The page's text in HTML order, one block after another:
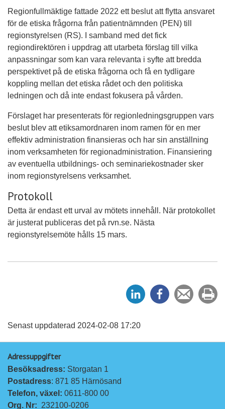
Regionfullmäktige fattade 2022 ett beslut att flytta ansvaret
för de etiska frågorna från patientnämnden (PEN) till
regionstyrelsen (RS). I samband med det fick
regiondirektören i uppdrag att utarbeta förslag till vilka
anpassningar som kan vara relevanta i syfte att bredda
perspektivet på de etiska frågorna och få en tydligare
koppling mellan det etiska rådet och den politiska
ledningen och då inte endast fokusera på vården.
Förslaget har presenterats för regionledningsgruppen vars
beslut blev att etiksamordnaren inom ramen för en mer
effektiv administration finansieras och har sin anställning
inom verksamheten för regionadministration. Finansiering
av eventuella utbildnings- och seminariekostnader sker
inom regionstyrelsens verksamhet.
Protokoll
Detta är endast ett urval av mötets innehåll. När protokollet
är justerat publiceras det på rvn.se. Nästa
regionstyrelsemöte hålls 15 mars.
e
e
Tipsa
en
ut
Senast uppdaterad 2024-02-08 17:20
Adressuppgifter
Besöksadress: Storgatan 1
Postadress: 871 85 Härnösand
Telefon, växel: 0611-800 00
Org. Nr: 232100-0206